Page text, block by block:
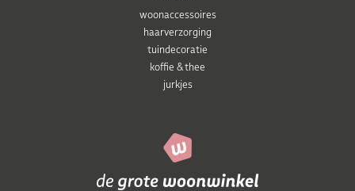
woonaccessoires
haarverzorging
tuindecoratie
koffie & thee
jurkjes